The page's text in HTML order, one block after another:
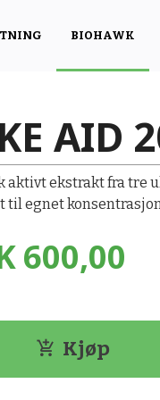
BIOHAWK
AID
aktivt ekstrakt fra tre
til egnet
600,00
Kjøp